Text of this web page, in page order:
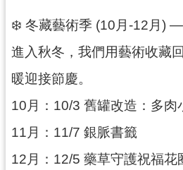
安
全
政
政
府
站
料
❄️ 冬藏藝術季 (10月-12月)
進入秋冬，我們用藝術收藏
暖迎接節慶。
10月：10/3 舊罐改造：多肉
11月：11/7 銀脈書籤
12月：12/5 藥草守護祝福花